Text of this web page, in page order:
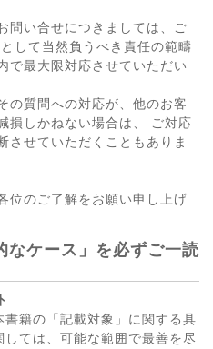
問い合せにつきましては、ご
して当然負うべき責任の範疇
で最大限対応させていただい
の質問への対応が、他のお客
損しかねない場合は、 ご対応
させていただくこともありま
位のご了解をお願い申し上げ
なケース」を必ずご一読
籍の「記載対象」に関する具
ては、可能な範囲で最善を尽